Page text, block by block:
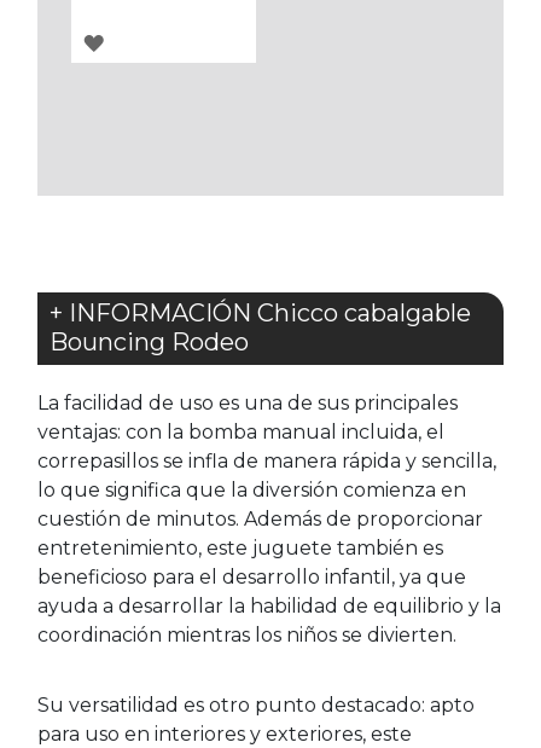
AGREGAR
+ INFORMACIÓN Chicco cabalgable
Bouncing Rodeo
La facilidad de uso es una de sus principales
ventajas: con la bomba manual incluida, el
correpasillos se infla de manera rápida y sencilla,
lo que significa que la diversión comienza en
cuestión de minutos. Además de proporcionar
entretenimiento, este juguete también es
beneficioso para el desarrollo infantil, ya que
ayuda a desarrollar la habilidad de equilibrio y la
coordinación mientras los niños se divierten.
Su versatilidad es otro punto destacado: apto
para uso en interiores y exteriores, este